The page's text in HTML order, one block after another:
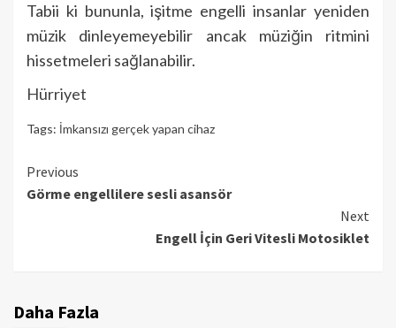
Tabii ki bununla, işitme engelli insanlar yeniden
müzik dinleyemeyebilir ancak müziğin ritmini
hissetmeleri sağlanabilir.
Hürriyet
Tags: İmkansızı gerçek yapan cihaz
Continue
Reading
Previous
Görme engellilere sesli asansör
Next
Engell İçin Geri Vitesli Motosiklet
Daha Fazla